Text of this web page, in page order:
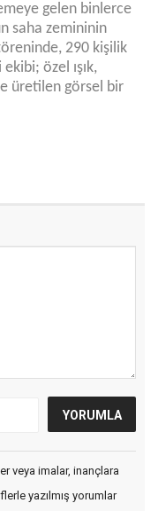
gelen binlerce
saha zemininin
290 kişilik
özel ışık,
üretilen görsel bir
veya imalar, inançlara
yazılmış yorumlar